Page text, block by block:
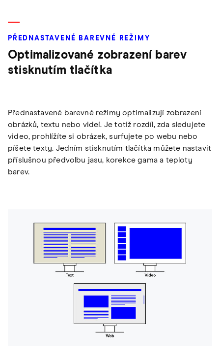
PŘEDNASTAVENÉ BAREVNÉ REŽIMY
Optimalizované zobrazení barev
stisknutím tlačítka
Přednastavené barevné režimy optimalizují zobrazení
obrázků, textu nebo videí. Je totiž rozdíl, zda sledujete
video, prohlížíte si obrázek, surfujete po webu nebo
píšete texty. Jedním stisknutím tlačítka můžete nastavit
příslušnou předvolbu jasu, korekce gama a teploty
barev.